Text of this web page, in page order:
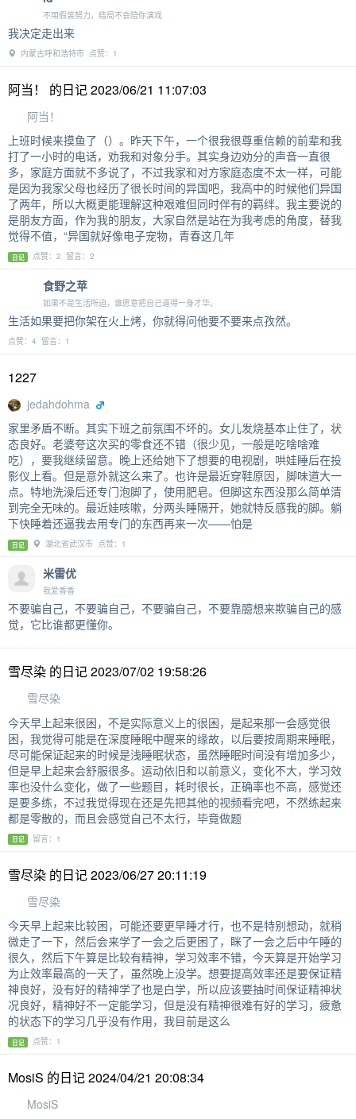
不用假装努力，结局不会陪你演戏
我决定走出来
内蒙古呼和浩特市 点赞：1
阿当！ 的日记 2023/06/21 11:07:03
阿当！
上班时候来摸鱼了（）。昨天下午，一个很我很尊重信赖的前辈和我
打了一小时的电话，劝我和对象分手。其实身边劝分的声音一直很
多，家庭方面就不多说了，不过我家和对方家庭态度不太一样，可能
是因为我家父母也经历了很长时间的异国吧，我高中的时候他们异国
了两年，所以大概更能理解这种艰难但同时伴有的羁绊。我主要说的
是朋友方面，作为我的朋友，大家自然是站在为我考虑的角度，替我
觉得不值，“异国就好像电子宠物，青春这几年
日记 点赞：2 留言：2
食野之苹
如果不是生活所迫，谁愿意把自己逼得一身才华。
生活如果要把你架在火上烤，你就得问他要不要来点孜然。
点赞：4 留言：1
1227
jedahdohma
家里矛盾不断。其实下班之前氛围不坏的。女儿发烧基本止住了，状
态良好。老婆夸这次买的零食还不错（很少见，一般是吃啥啥难
吃），要我继续留意。晚上还给她下了想要的电视剧，哄娃睡后在投
影仪上看。但是意外就这么来了。也许是最近穿鞋原因，脚味道大一
点。特地洗澡后还专门泡脚了，使用肥皂。但脚这东西没那么简单清
到完全无味的。最近娃咳嗽，分两头睡隔开，她就特反感我的脚。躺
下快睡着还逼我去用专门的东西再来一次——怕是
日记 湖北省武汉市 点赞：1
米雷优
我爱香香
不要骗自己，不要骗自己，不要骗自己，不要靠臆想来欺骗自己的感
觉，它比谁都更懂你。
雪尽染 的日记 2023/07/02 19:58:26
雪尽染
今天早上起来很困，不是实际意义上的很困，是起来那一会感觉很
困，我觉得可能是在深度睡眠中醒来的缘故，以后要按周期来睡眠，
尽可能保证起来的时候是浅睡眠状态，虽然睡眠时间没有增加多少，
但是早上起来会舒服很多。运动依旧和以前意义，变化不大，学习效
率也没什么变化，做了一些题目，耗时很长，正确率也不高，感觉还
是要多练，不过我觉得现在还是先把其他的视频看完吧，不然练起来
都是零散的，而且会感觉自己不太行，毕竟做题
日记 留言：1
雪尽染 的日记 2023/06/27 20:11:19
雪尽染
今天早上起来比较困，可能还要更早睡才行，也不是特别想动，就稍
微走了一下，然后会来学了一会之后更困了，眯了一会之后中午睡的
很久，然后下午算是比较有精神，学习效率不错，今天算是开始学习
为止效率最高的一天了，虽然晚上没学。想要提高效率还是要保证精
神良好，没有好的精神学了也是白学，所以应该要抽时间保证精神状
况良好，精神好不一定能学习，但是没有精神很难有好的学习，疲惫
的状态下的学习几乎没有作用，我目前是这么
日记 点赞：1
MosiS 的日记 2024/04/21 20:08:34
MosiS